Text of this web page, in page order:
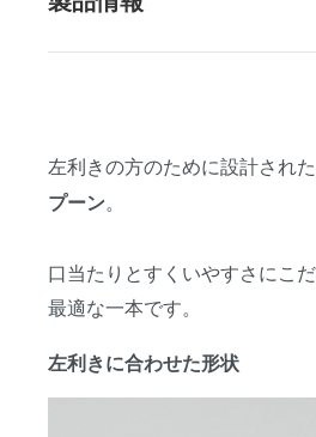
左利きの方のために設計された
プーン。
口当たりとすくいやすさにこ
最適な一本です。
左利きに合わせた形状